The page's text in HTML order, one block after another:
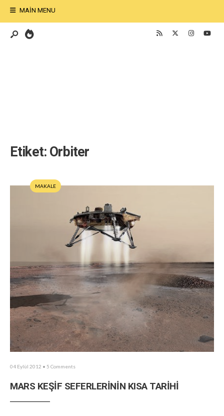
MAIN MENU
Etiket: Orbiter
MAKALE
04 Eylül 2012 • 5 Comments
MARS KEŞİF SEFERLERİNİN KISA TARİHİ